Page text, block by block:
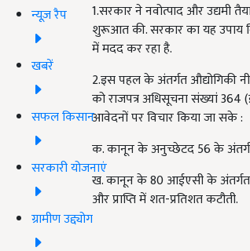
न्यूज़ रैप
खबरें
सफल किसान
सरकारी योजनाएं
ग्रामीण उद्द्योग
1.सरकार ने नवोत्पाद और उद्यमी
शुरूआत की. सरकार का यह उपाय
में मदद कर रहा है.
2.इस पहल के अंतर्गत औद्योगिकी
को राजपत्र अधिसूचना संख्यां 364
आवेदनों पर विचार किया जा सके :
क. कानून के अनुच्छेटद 56 के अंतर्गत
ख. कानून के 80 आईएसी के अंतर्गत
और प्राप्ति में शत-प्रतिशत कटौती.